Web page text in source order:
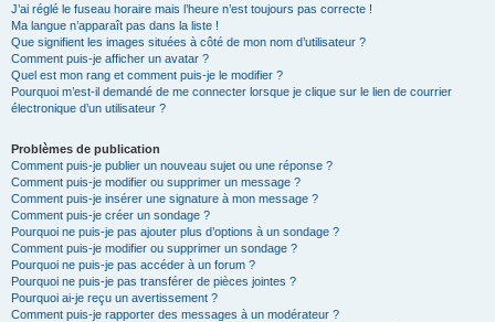
J’ai réglé le fuseau horaire mais l’heure n’est toujours pas correcte !
Ma langue n’apparaît pas dans la liste !
Que signifient les images situées à côté de mon nom d’utilisateur ?
Comment puis-je afficher un avatar ?
Quel est mon rang et comment puis-je le modifier ?
Pourquoi m’est-il demandé de me connecter lorsque je clique sur le lien de courrier
électronique d’un utilisateur ?
Problèmes de publication
Comment puis-je publier un nouveau sujet ou une réponse ?
Comment puis-je modifier ou supprimer un message ?
Comment puis-je insérer une signature à mon message ?
Comment puis-je créer un sondage ?
Pourquoi ne puis-je pas ajouter plus d’options à un sondage ?
Comment puis-je modifier ou supprimer un sondage ?
Pourquoi ne puis-je pas accéder à un forum ?
Pourquoi ne puis-je pas transférer de pièces jointes ?
Pourquoi ai-je reçu un avertissement ?
Comment puis-je rapporter des messages à un modérateur ?